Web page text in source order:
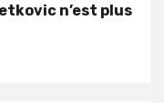
n’est plus